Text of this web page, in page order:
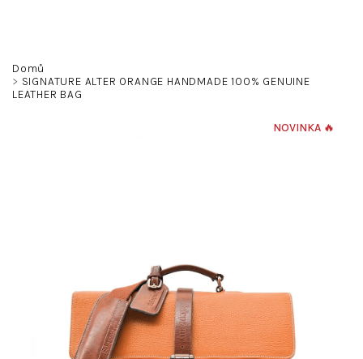
Domů
SIGNATURE ALTER ORANGE HANDMADE 100% GENUINE
LEATHER BAG
NOVINKA 🔥